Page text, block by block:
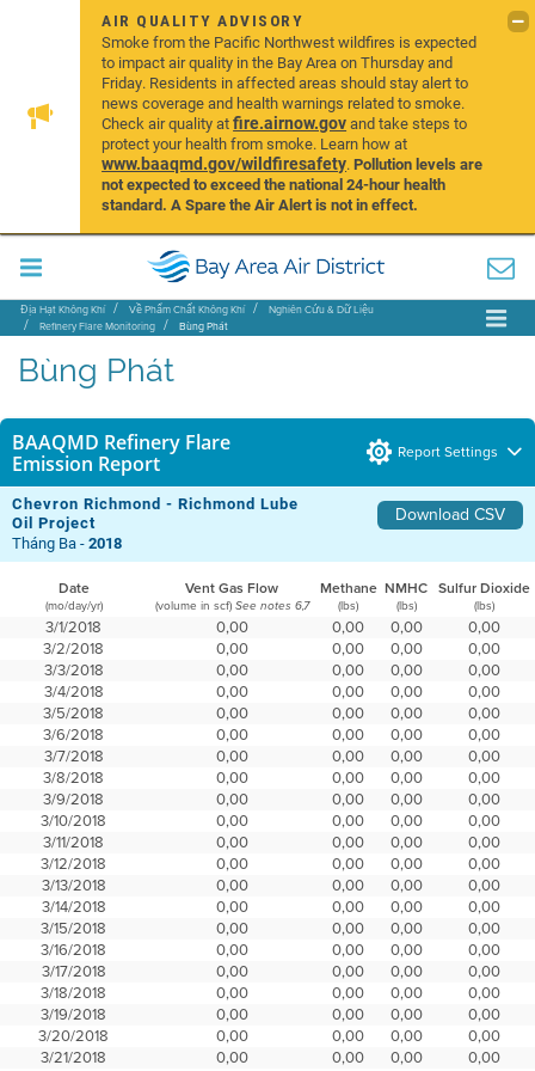
AIR QUALITY ADVISORY
Smoke from the Pacific Northwest wildfires is expected
to impact air quality in the Bay Area on Thursday and
Friday. Residents in affected areas should stay alert to
news coverage and health warnings related to smoke.
Check air quality atfire.airnow.govand take steps to
protect your health from smoke. Learn how at
www.baaqmd.gov/wildfiresafety.Pollution levels are
not expected to exceed the national 24-hour health
standard. A Spare the Air Alert is not in effect.
Địa Hạt Không Khí Về Phẩm Chất Không Khí
Nghiên Cứu & Dữ Liệu
Refinery Flare Monitoring
Bùng Phát
Bùng Phát
BAAQMD Refinery Flare
Emission Report
Report Settings
Chevron Richmond - Richmond Lube
Oil Project
Download CSV
Tháng Ba -2018
Date Vent Gas Flow Methane NMHC Sulfur Dioxide
(mo/day/yr) (volume in scf) See notes 6,7 (lbs) (lbs) (lbs)
3/1/2018 0,00 0,00 0,00
0,00
3/2/2018
0,00 0,00 0,00
0,00
3/3/2018
0,00 0,00 0,00
0,00
3/4/2018
0,00 0,00 0,00
0,00
3/5/2018
0,00 0,00 0,00
0,00
3/6/2018
0,00 0,00 0,00
0,00
3/7/2018
0,00 0,00 0,00
0,00
3/8/2018
0,00 0,00 0,00
0,00
3/9/2018
0,00 0,00 0,00
0,00
3/10/2018
0,00 0,00 0,00
0,00
3/11/2018
0,00 0,00 0,00
0,00
3/12/2018
0,00 0,00 0,00
0,00
3/13/2018
0,00 0,00 0,00
0,00
3/14/2018
0,00 0,00 0,00
0,00
3/15/2018
0,00 0,00 0,00
0,00
3/16/2018
0,00 0,00 0,00
0,00
3/17/2018
0,00 0,00 0,00
0,00
3/18/2018
0,00 0,00 0,00
0,00
3/19/2018
0,00 0,00 0,00
0,00
3/20/2018
0,00 0,00 0,00
0,00
3/21/2018
0,00 0,00 0,00
0,00